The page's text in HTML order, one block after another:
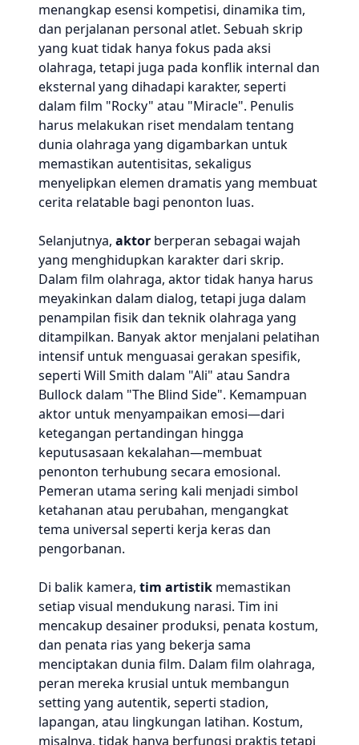
menangkap esensi kompetisi, dinamika tim,
dan perjalanan personal atlet. Sebuah skrip
yang kuat tidak hanya fokus pada aksi
olahraga, tetapi juga pada konflik internal dan
eksternal yang dihadapi karakter, seperti
dalam film "Rocky" atau "Miracle". Penulis
harus melakukan riset mendalam tentang
dunia olahraga yang digambarkan untuk
memastikan autentisitas, sekaligus
menyelipkan elemen dramatis yang membuat
cerita relatable bagi penonton luas.
Selanjutnya, aktor berperan sebagai wajah
yang menghidupkan karakter dari skrip.
Dalam film olahraga, aktor tidak hanya harus
meyakinkan dalam dialog, tetapi juga dalam
penampilan fisik dan teknik olahraga yang
ditampilkan. Banyak aktor menjalani pelatihan
intensif untuk menguasai gerakan spesifik,
seperti Will Smith dalam "Ali" atau Sandra
Bullock dalam "The Blind Side". Kemampuan
aktor untuk menyampaikan emosi—dari
ketegangan pertandingan hingga
keputusasaan kekalahan—membuat
penonton terhubung secara emosional.
Pemeran utama sering kali menjadi simbol
ketahanan atau perubahan, mengangkat
tema universal seperti kerja keras dan
pengorbanan.
Di balik kamera, tim artistik memastikan
setiap visual mendukung narasi. Tim ini
mencakup desainer produksi, penata kostum,
dan penata rias yang bekerja sama
menciptakan dunia film. Dalam film olahraga,
peran mereka krusial untuk membangun
setting yang autentik, seperti stadion,
lapangan, atau lingkungan latihan. Kostum,
misalnya, tidak hanya berfungsi praktis tetapi